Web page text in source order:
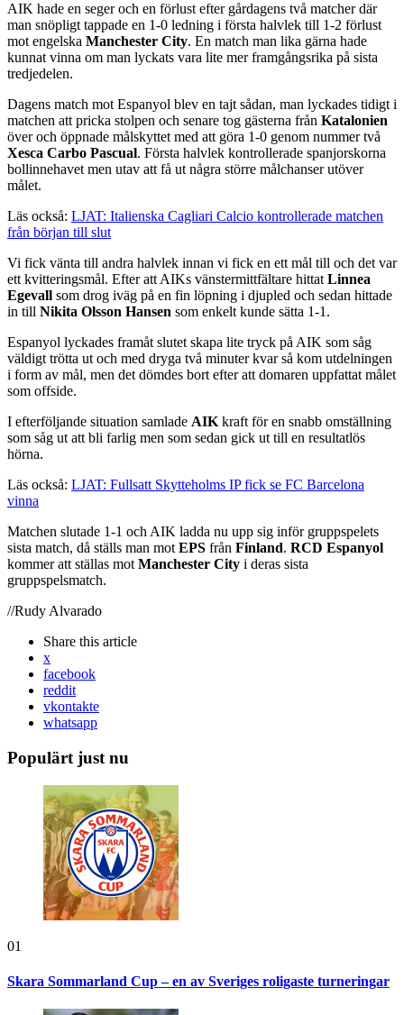
AIK hade en seger och en förlust efter gårdagens två matcher där
man snöpligt tappade en 1-0 ledning i första halvlek till 1-2 förlust
mot engelska Manchester City. En match man lika gärna hade
kunnat vinna om man lyckats vara lite mer framgångsrika på sista
tredjedelen.
Dagens match mot Espanyol blev en tajt sådan, man lyckades tidigt i
matchen att pricka stolpen och senare tog gästerna från Katalonien
över och öppnade målskyttet med att göra 1-0 genom nummer två
Xesca Carbo Pascual. Första halvlek kontrollerade spanjorskorna
bollinnehavet men utav att få ut några större målchanser utöver
målet.
Läs också: LJAT: Italienska Cagliari Calcio kontrollerade matchen
från början till slut
Vi fick vänta till andra halvlek innan vi fick en ett mål till och det var
ett kvitteringsmål. Efter att AIKs vänstermittfältare hittat Linnea
Egevall som drog iväg på en fin löpning i djupled och sedan hittade
in till Nikita Olsson Hansen som enkelt kunde sätta 1-1.
Espanyol lyckades framåt slutet skapa lite tryck på AIK som såg
väldigt trötta ut och med dryga två minuter kvar så kom utdelningen
i form av mål, men det dömdes bort efter att domaren uppfattat målet
som offside.
I efterföljande situation samlade AIK kraft för en snabb omställning
som såg ut att bli farlig men som sedan gick ut till en resultatlös
hörna.
Läs också: LJAT: Fullsatt Skytteholms IP fick se FC Barcelona
vinna
Matchen slutade 1-1 och AIK ladda nu upp sig inför gruppspelets
sista match, då ställs man mot EPS från Finland. RCD Espanyol
kommer att ställas mot Manchester City i deras sista
gruppspelsmatch.
//Rudy Alvarado
Share this article
x
facebook
reddit
vkontakte
whatsapp
Populärt just nu
01
Skara Sommarland Cup – en av Sveriges roligaste turneringar